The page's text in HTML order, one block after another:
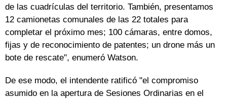
de las cuadrículas del territorio. También, presentamos
12 camionetas comunales de las 22 totales para
completar el próximo mes; 100 cámaras, entre domos,
fijas y de reconocimiento de patentes; un drone más un
bote de rescate", enumeró Watson.
De ese modo, el intendente ratificó "el compromiso
asumido en la apertura de Sesiones Ordinarias en el